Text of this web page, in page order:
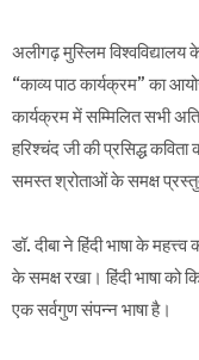
अलीगढ़ मुस्लिम
“काव्य पाठ कार्यक्रम” का
कार्यक्रम में सम्मिलित सभी
हरिश्चंद जी की प्रसिद्ध
समस्त श्रोताओं के समक्ष
डॉ. दीबा ने हिंदी भाषा के
के समक्ष रखा। हिंदी भाषा को
एक सर्वगुण संपन्न भाषा है।